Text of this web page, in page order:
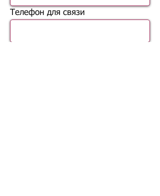
Телефон для связи